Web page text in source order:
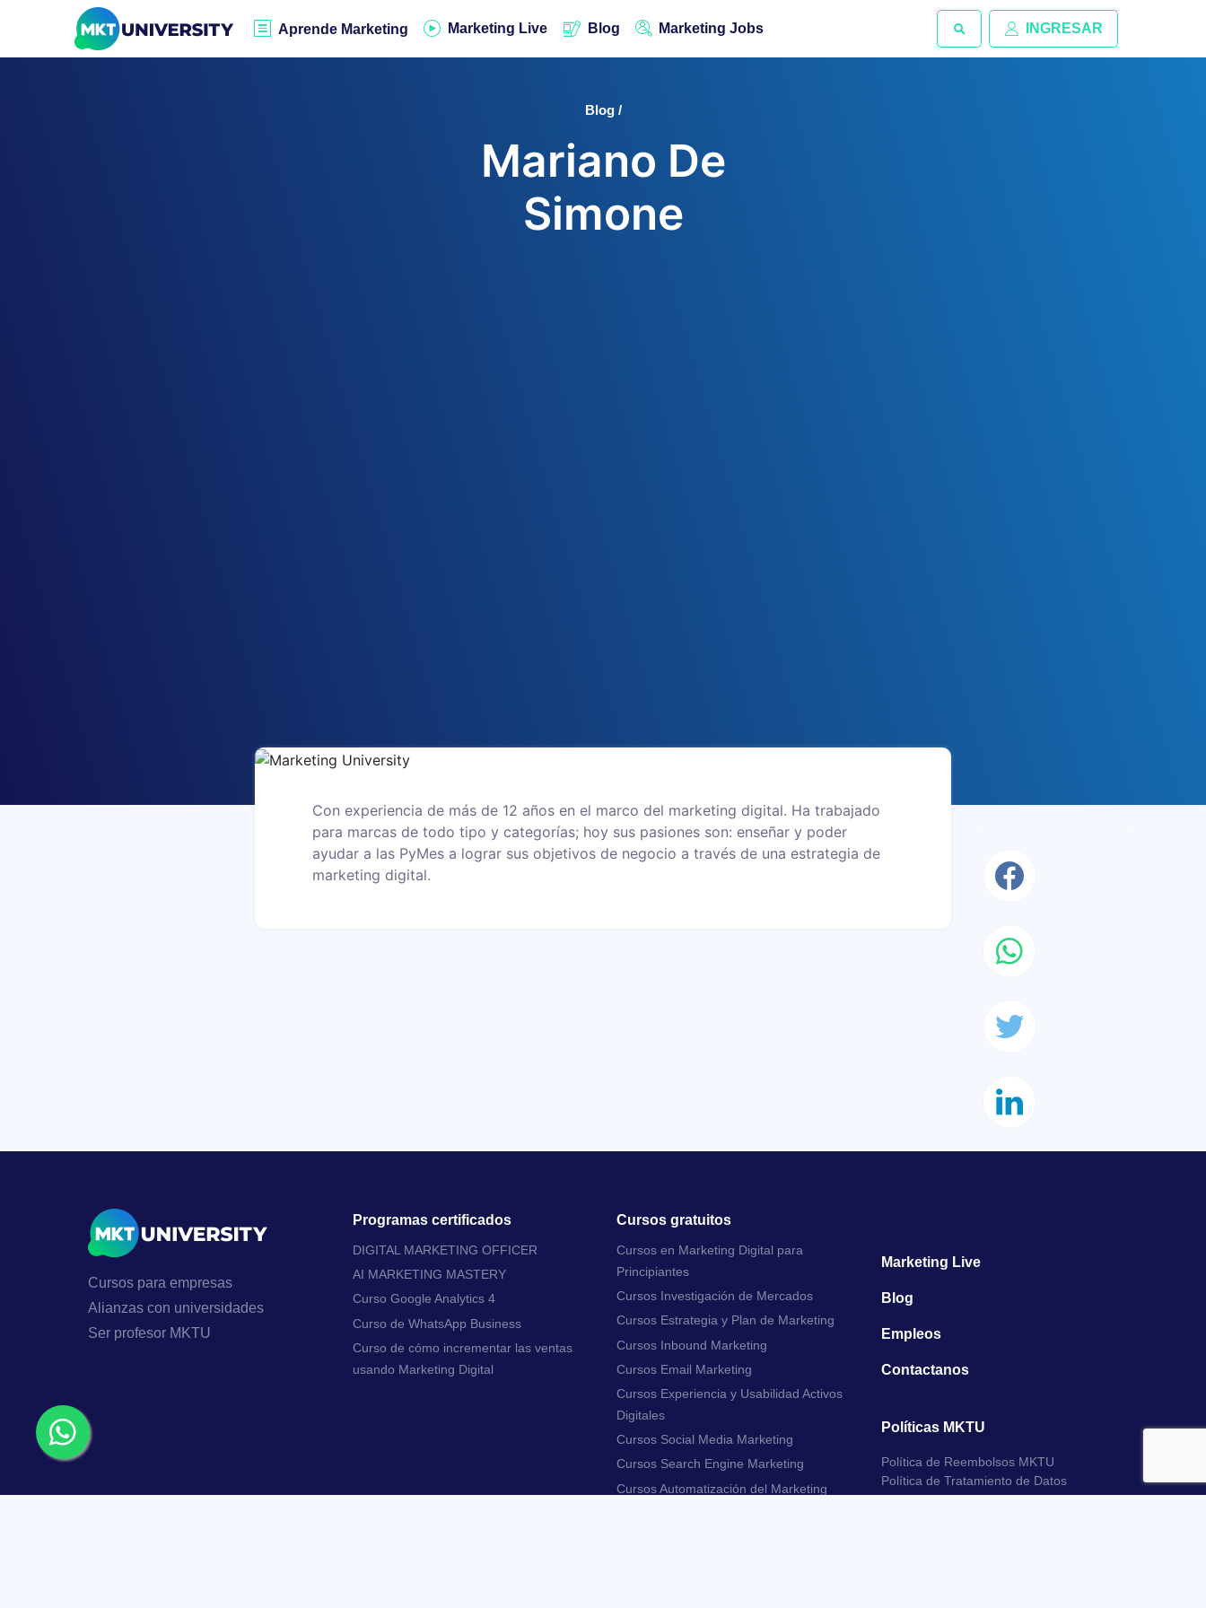
Aprende Marketing Marketing Live Blog Marketing Jobs INGRESAR
Blog /
Mariano De
Simone
Con experiencia de más de 12 años en el marco del marketing digital. Ha trabajado
para marcas de todo tipo y categorías; hoy sus pasiones son: enseñar y poder
ayudar a las PyMes a lograr sus objetivos de negocio a través de una estrategia de
marketing digital.
Cursos para empresas
Alianzas con universidades
Ser profesor MKTU
Programas certificados
DIGITAL MARKETING OFFICER
AI MARKETING MASTERY
Curso Google Analytics 4
Curso de WhatsApp Business
Curso de cómo incrementar las ventas
usando Marketing Digital
Cursos gratuitos
Cursos en Marketing Digital para
Principiantes
Cursos Investigación de Mercados
Cursos Estrategia y Plan de Marketing
Cursos Inbound Marketing
Cursos Email Marketing
Cursos Experiencia y Usabilidad Activos
Digitales
Cursos Social Media Marketing
Cursos Search Engine Marketing
Cursos Automatización del Marketing
Marketing Live
Blog
Empleos
Contactanos
Políticas MKTU
Política de Reembolsos MKTU
Política de Tratamiento de Datos